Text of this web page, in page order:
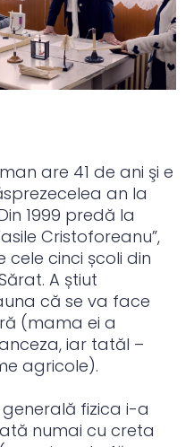
are 41 de ani şi e
an la
1999 predă la
Cristoforeanu”,
cele cinci școli din
A știut
că se va face
(mama ei a
iar tatăl –
agricole).
fizica i-a
numai cu creta